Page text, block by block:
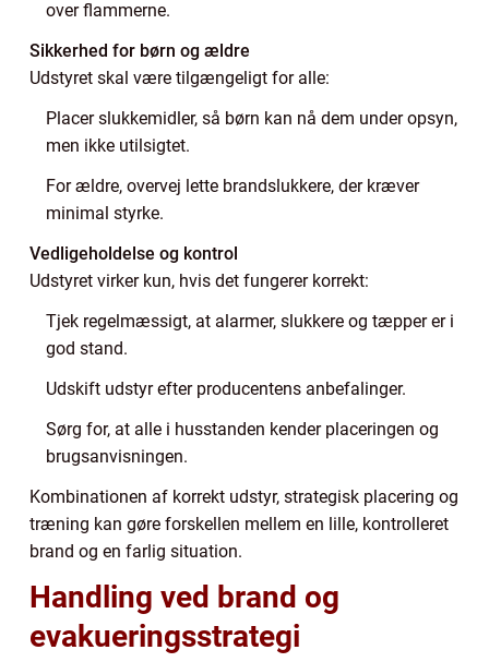
over flammerne.
Sikkerhed for børn og ældre
Udstyret skal være tilgængeligt for alle:
Placer slukkemidler, så børn kan nå dem under opsyn,
men ikke utilsigtet.
For ældre, overvej lette brandslukkere, der kræver
minimal styrke.
Vedligeholdelse og kontrol
Udstyret virker kun, hvis det fungerer korrekt:
Tjek regelmæssigt, at alarmer, slukkere og tæpper er i
god stand.
Udskift udstyr efter producentens anbefalinger.
Sørg for, at alle i husstanden kender placeringen og
brugsanvisningen.
Kombinationen af korrekt udstyr, strategisk placering og
træning kan gøre forskellen mellem en lille, kontrolleret
brand og en farlig situation.
Handling ved brand og
evakueringsstrategi